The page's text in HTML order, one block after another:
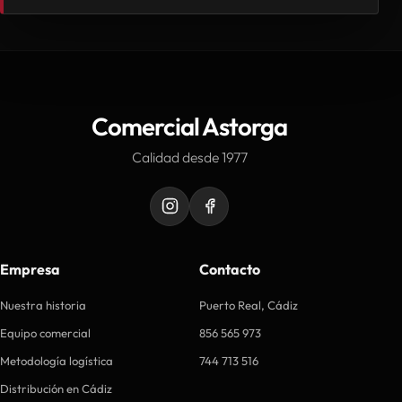
Comercial Astorga
Calidad desde 1977
Empresa
Nuestra historia
Equipo comercial
Metodología logística
Distribución en Cádiz
Contacto
Puerto Real, Cádiz
856 565 973
744 713 516